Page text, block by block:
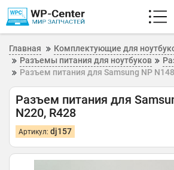
Главная
Комплектующие для
Разъемы питания для ноутбуков
Разъем питания для Samsung NP
Разъем питания для
N220, R428
Артикул: dj157